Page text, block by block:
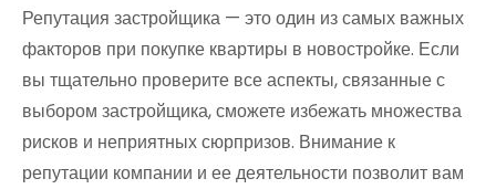
Репутация застройщика — это один из самых важных
факторов при покупке квартиры в новостройке. Если
вы тщательно проверите все аспекты, связанные с
выбором застройщика, сможете избежать множества
рисков и неприятных сюрпризов. Внимание к
репутации компании и ее деятельности позволит вам